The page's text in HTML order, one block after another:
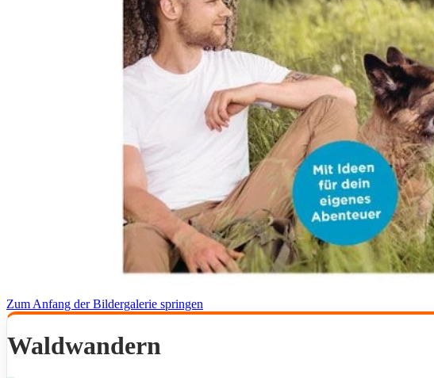
Zum Anfang der Bildergalerie springen
Waldwandern